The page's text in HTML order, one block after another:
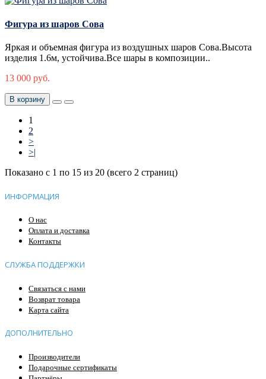
Фигура из шаров Сова
Яркая и объемная фигура из воздушных шаров Сова.Высота
изделия 1.6м, устойчива.Все шары в композиции..
13 000 руб.
В корзину
1
2
>
>|
Показано с 1 по 15 из 20 (всего 2 страниц)
ИНФОРМАЦИЯ
О нас
Оплата и доставка
Контакты
СЛУЖБА ПОДДЕРЖКИ
Связаться с нами
Возврат товара
Карта сайта
ДОПОЛНИТЕЛЬНО
Производители
Подарочные сертификаты